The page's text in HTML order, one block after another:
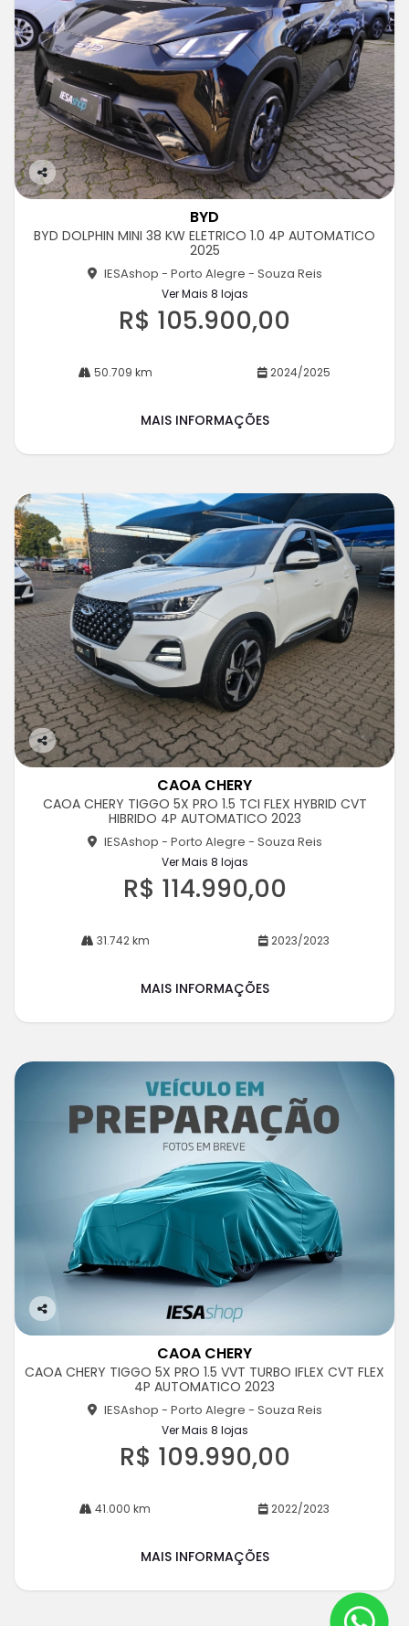
Co
rtil
BYD
BYD DOLPHIN MINI 38 KW ELETRICO 1.0 4P AUTOMATICO
2025
IESAshop - Porto Alegre - Souza Reis
Ver Mais 8 lojas
R$ 105.900,00
50.709 km 2024/2025
MAIS INFORMAÇÕES
Co
rtil
CAOA CHERY
CAOA CHERY TIGGO 5X PRO 1.5 TCI FLEX HYBRID CVT
HIBRIDO 4P AUTOMATICO 2023
IESAshop - Porto Alegre - Souza Reis
Ver Mais 8 lojas
R$ 114.990,00
31.742 km 2023/2023
MAIS INFORMAÇÕES
Co
rtil
CAOA CHERY
CAOA CHERY TIGGO 5X PRO 1.5 VVT TURBO IFLEX CVT FLEX
4P AUTOMATICO 2023
IESAshop - Porto Alegre - Souza Reis
Ver Mais 8 lojas
R$ 109.990,00
41.000 km 2022/2023
MAIS INFORMAÇÕES